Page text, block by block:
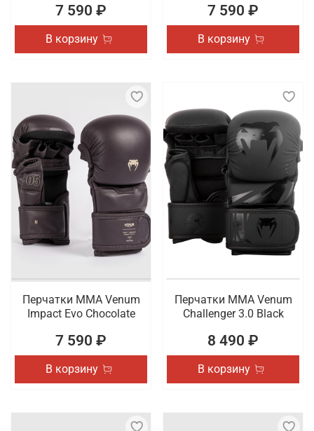
7 590 ₽
В корзину
7 590 ₽
В корзину
Перчатки ММА Venum
Impact Evo Chocolate
7 590 ₽
В корзину
Перчатки ММА Venum
Challenger 3.0 Black
8 490 ₽
В корзину